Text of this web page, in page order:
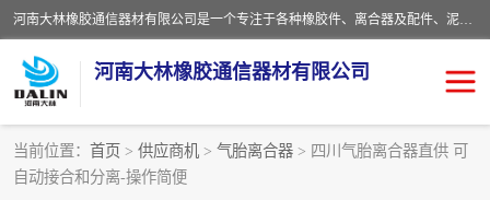
河南大林橡胶通信器材有限公司是一个专注于各种橡胶件、离合器及配件、泥浆泵及配件等产品设计制造和加工的企业。产品应用于矿山、冶金、石油、钢铁、化工、水泥、船舶、造纸、通用机械等各种大功率机械传动或制动装置。
河南大林橡胶通信器材有限公司
当前位置： 首页 > 供应商机 > 气胎离合器 > 四川气胎离合器直供 可
自动接合和分离-操作简便
推盘离合器